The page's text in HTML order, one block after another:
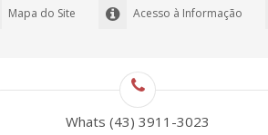
Acesso à Informação
Mapa do Site
Whats (43) 3911-3023